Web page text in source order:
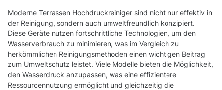
Moderne Terrassen Hochdruckreiniger sind nicht nur effektiv in
der Reinigung, sondern auch umweltfreundlich konzipiert.
Diese Geräte nutzen fortschrittliche Technologien, um den
Wasserverbrauch zu minimieren, was im Vergleich zu
herkömmlichen Reinigungsmethoden einen wichtigen Beitrag
zum Umweltschutz leistet. Viele Modelle bieten die Möglichkeit,
den Wasserdruck anzupassen, was eine effizientere
Ressourcennutzung ermöglicht und gleichzeitig die